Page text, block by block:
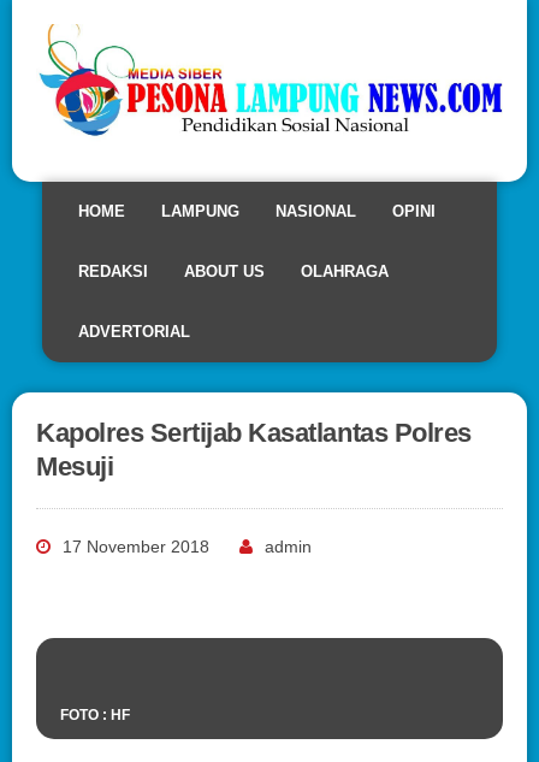
HOME LAMPUNG NASIONAL OPINI
REDAKSI ABOUT US OLAHRAGA
ADVERTORIAL
Kapolres Sertijab Kasatlantas Polres
Mesuji
17 November 2018 admin
FOTO : HF